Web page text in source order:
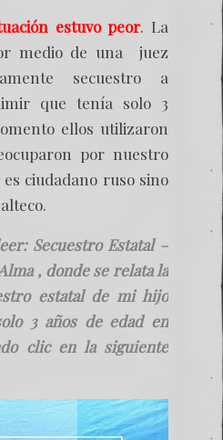
estuvo peor. La
medio de una juez
secuestro a
que tenía solo 3
ellos utilizaron
por nuestro
ciudadano ruso sino
Secuestro Estatal –
, donde se relata la
estatal de mi hijo
3 años de edad en
clic en la siguiente